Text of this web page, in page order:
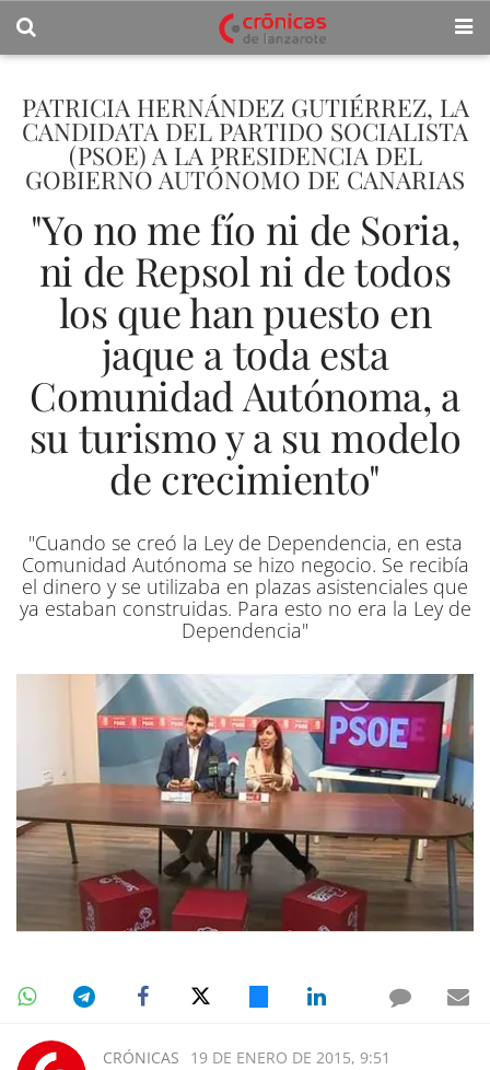
PATRICIA HERNÁNDEZ GUTIÉRREZ, LA
CANDIDATA DEL PARTIDO SOCIALISTA
(PSOE) A LA PRESIDENCIA DEL
GOBIERNO AUTÓNOMO DE CANARIAS
"Yo no me fío ni de Soria,
ni de Repsol ni de todos
los que han puesto en
jaque a toda esta
Comunidad Autónoma, a
su turismo y a su modelo
de crecimiento"
"Cuando se creó la Ley de Dependencia, en esta
Comunidad Autónoma se hizo negocio. Se recibía
el dinero y se utilizaba en plazas asistenciales que
ya estaban construidas. Para esto no era la Ley de
Dependencia"
CRÓNICAS 19 DE ENERO DE 2015, 9:51